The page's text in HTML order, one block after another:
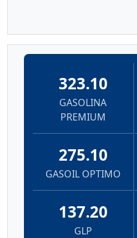
323.10
GASOLINA
PREMIUM
275.10
GASOIL OPTIMO
137.20
GLP